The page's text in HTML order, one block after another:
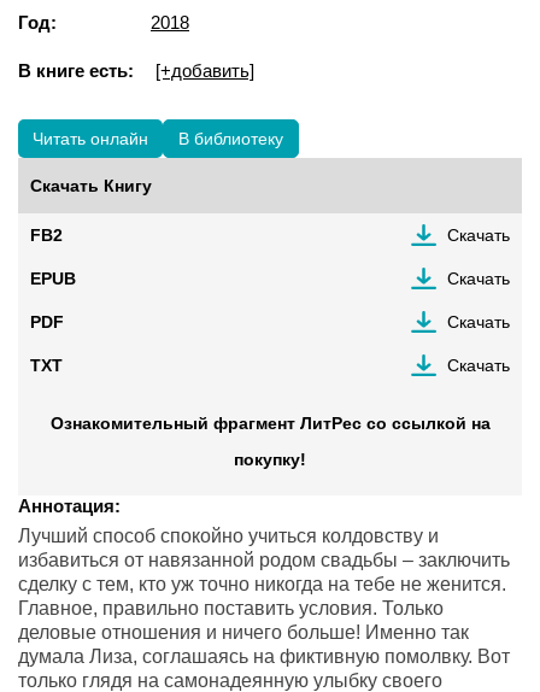
Год: 2018
В книге есть: [+добавить]
Читать онлайн В библиотеку
Скачать Книгу
FB2 Скачать
EPUB Скачать
PDF Скачать
TXT Скачать
Ознакомительный фрагмент ЛитРес со ссылкой на
покупку!
Аннотация:
Лучший способ спокойно учиться колдовству и
избавиться от навязанной родом свадьбы – заключить
сделку с тем, кто уж точно никогда на тебе не женится.
Главное, правильно поставить условия. Только
деловые отношения и ничего больше! Именно так
думала Лиза, соглашаясь на фиктивную помолвку. Вот
только глядя на самонадеянную улыбку своего